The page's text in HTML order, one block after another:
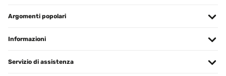
Argomenti popolari
Informazioni
Servizio di assistenza